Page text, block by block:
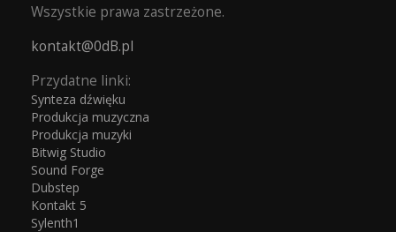
Wszystkie prawa zastrzeżone.
kontakt@0dB.pl
Przydatne linki:
Synteza dźwięku
Produkcja muzyczna
Produkcja muzyki
Bitwig Studio
Sound Forge
Dubstep
Kontakt 5
Sylenth1